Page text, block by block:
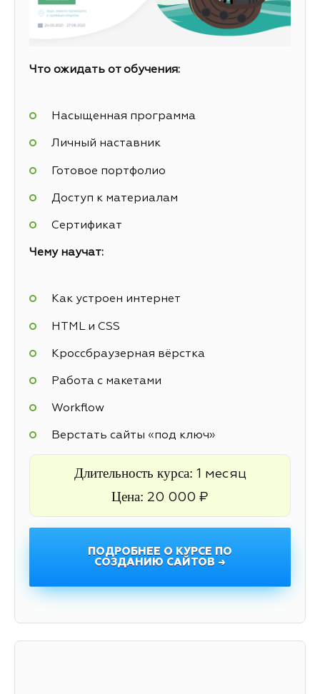
Что ожидать от обучения:
Насыщенная программа
Личный наставник
Готовое портфолио
Доступ к материалам
Сертификат
Чему научат:
Как устроен интернет
HTML и CSS
Кроссбраузерная вёрстка
Работа с макетами
Workflow
Верстать сайты «под ключ»
Длительность курса: 1 месяц
Цена: 20 000 ₽
ПОДРОБНЕЕ О КУРСЕ ПО
СОЗДАНИЮ САЙТОВ →